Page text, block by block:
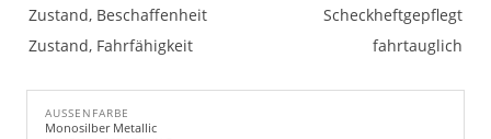
Zustand, Beschaffenheit
Scheckheftgepflegt
Zustand, Fahrfähigkeit
fahrtauglich
AUSSENFARBE
Monosilber Metallic